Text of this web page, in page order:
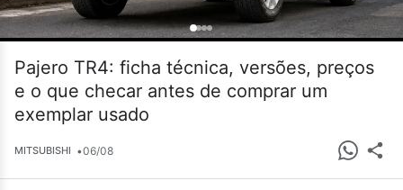
Pajero TR4: ficha técnica, versões, preços
e o que checar antes de comprar um
exemplar usado
MITSUBISHI •06/08